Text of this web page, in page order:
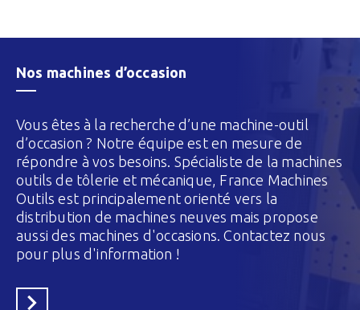
Nos machines d’occasion
Vous êtes à la recherche d’une machine-outil
d’occasion ? Notre équipe est en mesure de
répondre à vos besoins. Spécialiste de la machines
outils de tôlerie et mécanique, France Machines
Outils est principalement orienté vers la
distribution de machines neuves mais propose
aussi des machines d'occasions. Contactez nous
pour plus d'information !
En savoir plus